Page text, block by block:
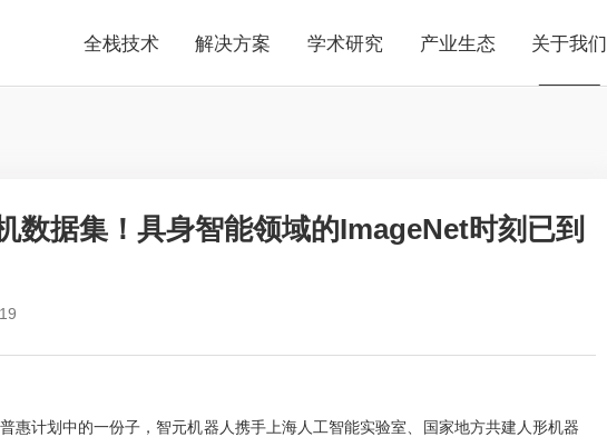
全栈技术 解决方案 学术研究 产业生态 关于我们
数据集！具身智能领域的ImageNet时刻已到
计划中的一份子，智元机器人携手上海人工智能实验室、国家地方共建人形机器